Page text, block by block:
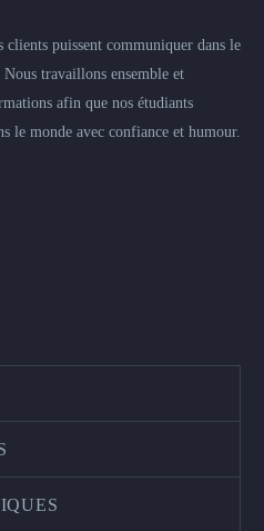
puissent communiquer dans le
travaillons ensemble et
afin que nos étudiants
le monde avec confiance et humour.